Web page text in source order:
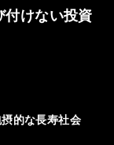
付けない投資
摂的な長寿社会